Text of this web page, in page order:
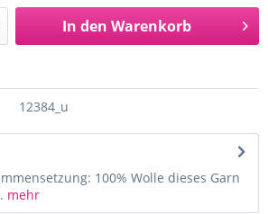
In den Warenkorb
12384_u
100% Wolle dieses Garn
mehr